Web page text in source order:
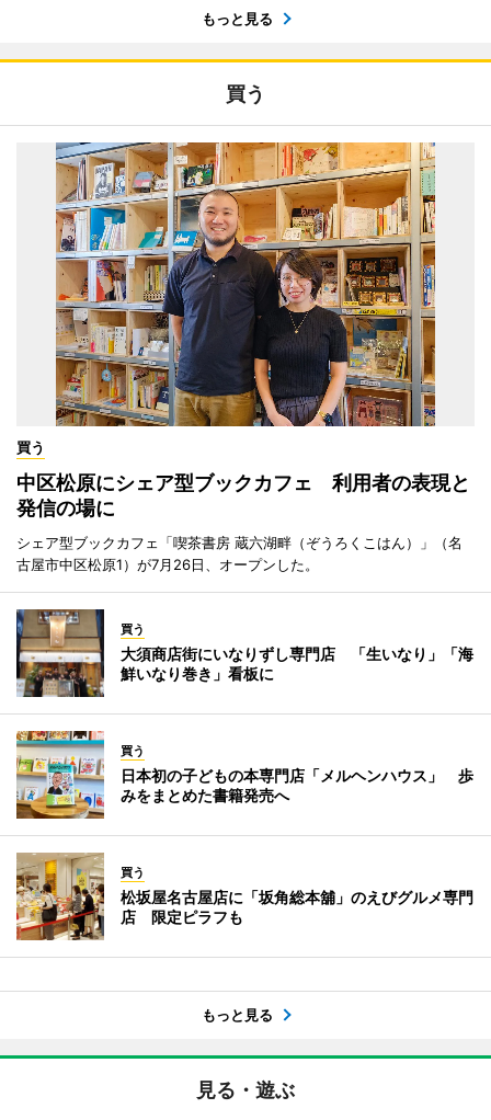
もっと見る
買う
買う
中区松原にシェア型ブックカフェ 利用者の表現と
発信の場に
シェア型ブックカフェ「喫茶書房 蔵六湖畔（ぞうろくこはん）」（名
古屋市中区松原1）が7月26日、オープンした。
買う
大須商店街にいなりずし専門店 「生いなり」「海
鮮いなり巻き」看板に
買う
日本初の子どもの本専門店「メルヘンハウス」 歩
みをまとめた書籍発売へ
買う
松坂屋名古屋店に「坂角総本舖」のえびグルメ専門
店 限定ピラフも
もっと見る
見る・遊ぶ